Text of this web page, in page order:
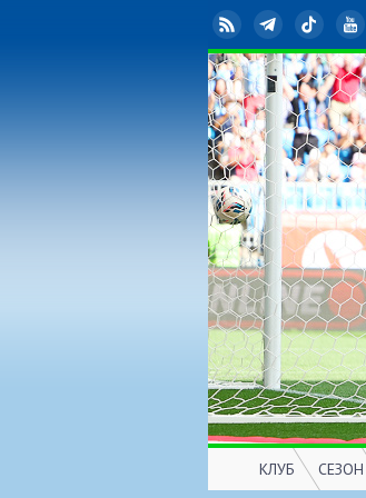
RSS TelegramTikTok
КЛУБ
СЕЗОН